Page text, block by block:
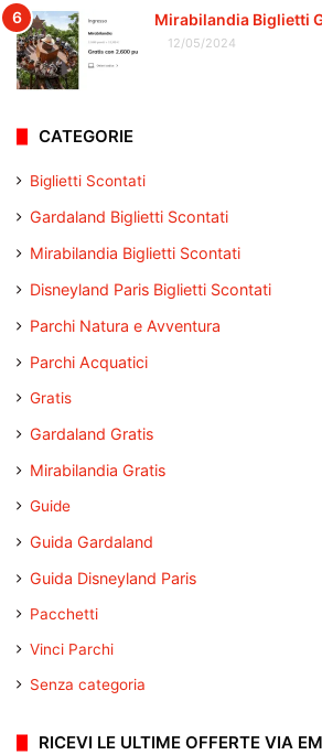
Mirabilandia Biglietti
12/05/2024
CATEGORIE
Biglietti Scontati
Gardaland Biglietti Scontati
Mirabilandia Biglietti Scontati
Disneyland Paris Biglietti Scontati
Parchi Natura e Avventura
Parchi Acquatici
Gratis
Gardaland Gratis
Mirabilandia Gratis
Guide
Guida Gardaland
Guida Disneyland Paris
Pacchetti
Vinci Parchi
Senza categoria
RICEVI LE ULTIME OFFERTE VIA